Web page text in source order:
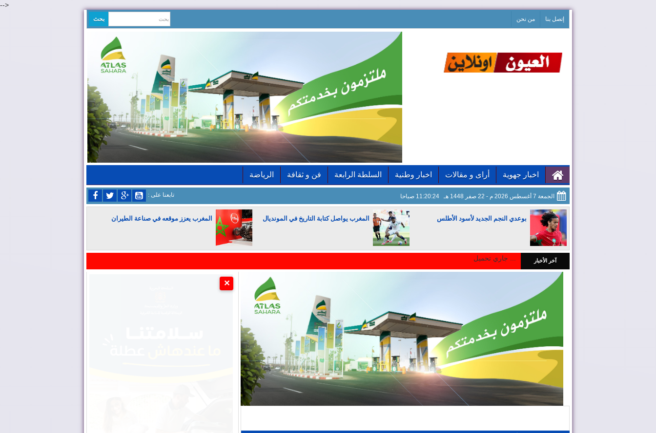
-->
إتصل بنا من نحن
اخبار جهوية أراى و مقالات اخبار وطنية السلطة الرابعة فن و ثقافة الرياضة
الجمعة 7 أغسطس 2026 م - 22 صفر 1448 هـ 11:20:25 صباحا : تابعنا على
بوعدي النجم الجديد لأسود الأطلس المغرب يواصل كتابة التاريخ في المونديال المغرب يعزز موقعه في صناعة الطيران
المغرب يجذب كبار المستثمرين آخر الأخبار
✕